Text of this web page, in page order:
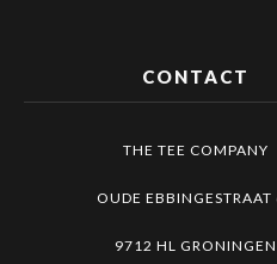
CONTACT
THE TEE COMPANY
OUDE EBBINGESTRAAT
9712 HL GRONINGEN